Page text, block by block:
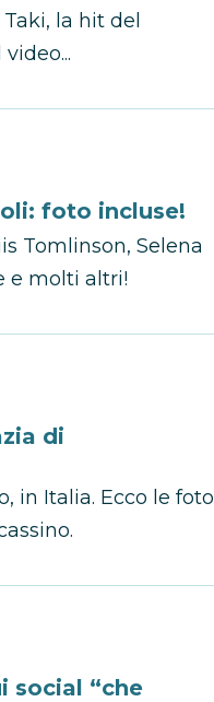
la hit del
foto incluse!
Tomlinson, Selena
e molti altri!
di
in Italia. Ecco le foto
social “che